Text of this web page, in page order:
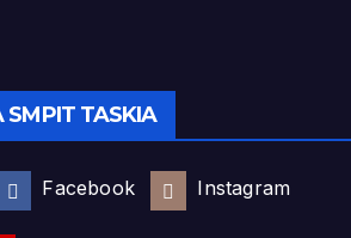
SMPIT TASKIA
Facebook Instagram